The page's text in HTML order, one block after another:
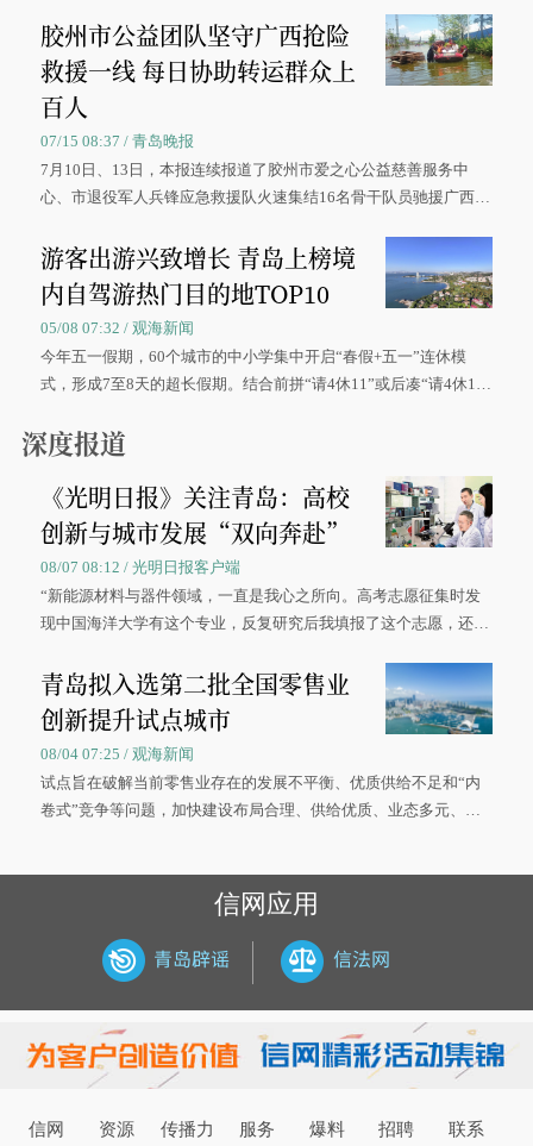
胶州市公益团队坚守广西抢险
救援一线 每日协助转运群众上
百人
07/15 08:37 / 青岛晚报
7月10日、13日，本报连续报道了胶州市爱之心公益慈善服务中
心、市退役军人兵锋应急救援队火速集结16名骨干队员驰援广西灾
游客出游兴致增长 青岛上榜境
内自驾游热门目的地TOP10
05/08 07:32 / 观海新闻
今年五一假期，60个城市的中小学集中开启“春假+五一”连休模
式，形成7至8天的超长假期。结合前拼“请4休11”或后凑“请4休1
深度报道
《光明日报》关注青岛：高校
创新与城市发展“双向奔赴”
08/07 08:12 / 光明日报客户端
“新能源材料与器件领域，一直是我心之所向。高考志愿征集时发
现中国海洋大学有这个专业，反复研究后我填报了这个志愿，还真
大学材料科学与工程学院材料类专业的录取通知书。
青岛拟入选第二批全国零售业
创新提升试点城市
08/04 07:25 / 观海新闻
试点旨在破解当前零售业存在的发展不平衡、优质供给不足和“内
卷式”竞争等问题，加快建设布局合理、供给优质、业态多元、智
信网应用
信网 资源 传播力 服务 爆料 招聘 联系